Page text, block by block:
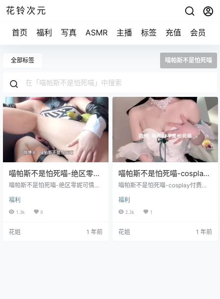
花铃次元
首页 福利 写真 ASMR 主播 标签 充值 会员
全部标签 喵帕斯不是怕死喵
喵帕斯不是怕死喵-绝区零妮
可情景 [1V/39.2M]
喵帕斯不是怕死喵-绝区零妮可情景
福利
1.3k 0
花姐 1 年前
喵帕斯不是怕死喵-cosplay
付费视频图片合集
喵帕斯不是怕死喵-cosplay付费视
福利
2.2k 1
花姐 1 年前